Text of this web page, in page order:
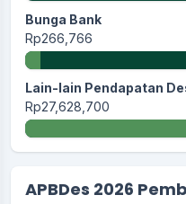
Bunga Bank
Rp266,766
Lain-lain Pendapatan
Rp27,628,700
APBDes 2026